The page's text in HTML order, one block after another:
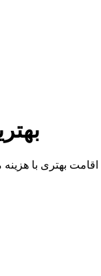
بهترین
بهتری با